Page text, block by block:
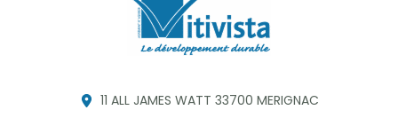
11 ALL JAMES WATT 33700 MERIGNAC